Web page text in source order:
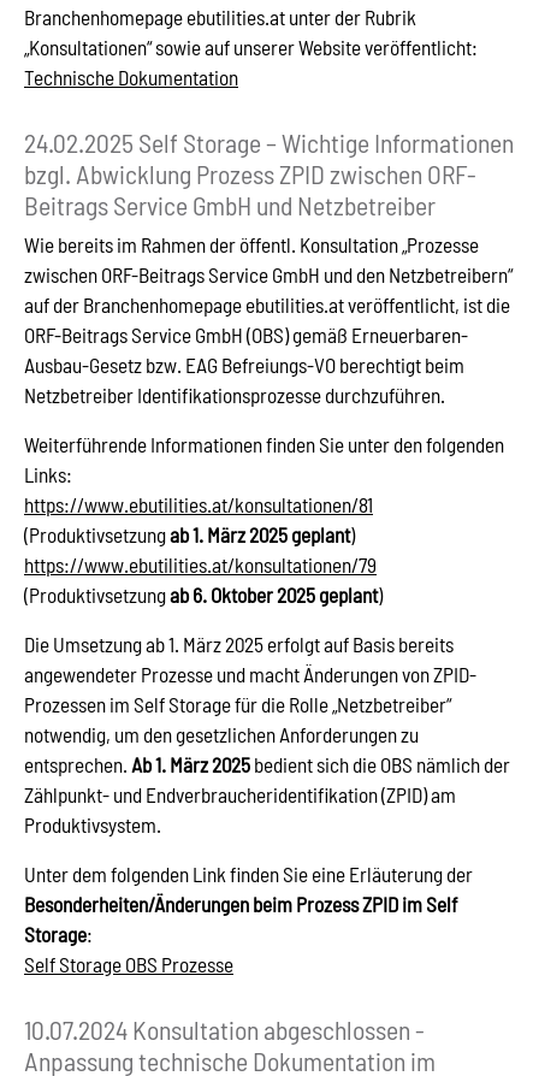
Branchenhomepage ebutilities.at unter der Rubrik
„Konsultationen“ sowie auf unserer Website veröffentlicht:
Technische Dokumentation
24.02.2025 Self Storage – Wichtige Informationen
bzgl. Abwicklung Prozess ZPID zwischen ORF-
Beitrags Service GmbH und Netzbetreiber
Wie bereits im Rahmen der öffentl. Konsultation „Prozesse
zwischen ORF-Beitrags Service GmbH und den Netzbetreibern“
auf der Branchenhomepage ebutilities.at veröffentlicht, ist die
ORF-Beitrags Service GmbH (OBS) gemäß Erneuerbaren-
Ausbau-Gesetz bzw. EAG Befreiungs-VO berechtigt beim
Netzbetreiber Identifikationsprozesse durchzuführen.
Weiterführende Informationen finden Sie unter den folgenden
Links:
https://www.ebutilities.at/konsultationen/81
(Produktivsetzungab 1. März 2025 geplant)
https://www.ebutilities.at/konsultationen/79
(Produktivsetzungab 6. Oktober 2025 geplant)
Die Umsetzung ab 1. März 2025 erfolgt auf Basis bereits
angewendeter Prozesse und macht Änderungen von ZPID-
Prozessen im Self Storage für die Rolle „Netzbetreiber“
notwendig, um den gesetzlichen Anforderungen zu
entsprechen. Ab 1. März 2025 bedient sich die OBS nämlich der
Zählpunkt- und Endverbraucheridentifikation (ZPID) am
Produktivsystem.
Unter dem folgenden Link finden Sie eine Erläuterung der
Besonderheiten/Änderungen beim Prozess ZPID im Self
Storage:
Self Storage OBS Prozesse
10.07.2024 Konsultation abgeschlossen -
Anpassung technische Dokumentation im